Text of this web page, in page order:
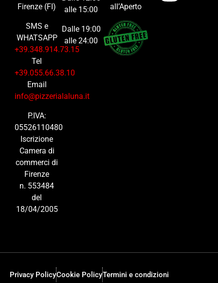
Firenze (FI)
SMS e
WHATSAPP
+39.348.914.73.15
Tel
+39.055.66.38.10
Email
info@pizzerialaluna.it
P.IVA:
05526110480
Iscrizione
Camera di
commerci di
Firenze
n. 553484
del
18/04/2005
alle 15:00
Dalle 19:00
alle 24:00
all’Aperto
Privacy PolicyCookie PolicyTermini e condizioni